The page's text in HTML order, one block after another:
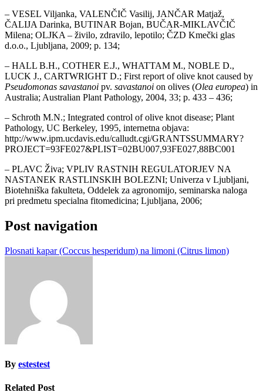
– VESEL Viljanka, VALENČIČ Vasilij, JANČAR Matjaž,
ČALIJA Darinka, BUTINAR Bojan, BUČAR-MIKLAVČIČ
Milena; OLJKA – živilo, zdravilo, lepotilo; ČZD Kmečki glas
d.o.o., Ljubljana, 2009; p. 134;
– HALL B.H., COTHER E.J., WHATTAM M., NOBLE D.,
LUCK J., CARTWRIGHT D.; First report of olive knot caused by
Pseudomonas savastanoi pv. savastanoi on olives (Olea europea) in
Australia; Australian Plant Pathology, 2004, 33; p. 433 – 436;
– Schroth M.N.; Integrated control of olive knot disease; Plant
Pathology, UC Berkeley, 1995, internetna objava:
http://www.ipm.ucdavis.edu/calludt.cgi/GRANTSSUMMARY?
PROJECT=93FE027&PLIST=02BU007,93FE027,88BC001
– PLAVC Živa; VPLIV RASTNIH REGULATORJEV NA
NASTANEK RASTLINSKIH BOLEZNI; Univerza v Ljubljani,
Biotehniška fakulteta, Oddelek za agronomijo, seminarska naloga
pri predmetu specialna fitomedicina; Ljubljana, 2006;
Post navigation
Plosnati kapar (Coccus hesperidum) na limoni (Citrus limon)
By estestest
Related Post